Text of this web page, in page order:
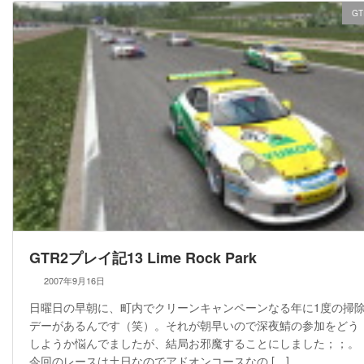
GTR2プレイ記13 Lime Rock Park
2007年9月16日
日曜日の早朝に、町内でクリーンキャンペーンなる年に1度の掃
デーがあるんです（笑）。それが朝早いので深夜鯖の参加をどう
しようか悩んでましたが、結局お邪魔することにしました；；。
今回のレースは土日なのでアドオンコースなの […]